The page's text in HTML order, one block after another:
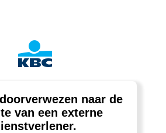
naar de
van een externe